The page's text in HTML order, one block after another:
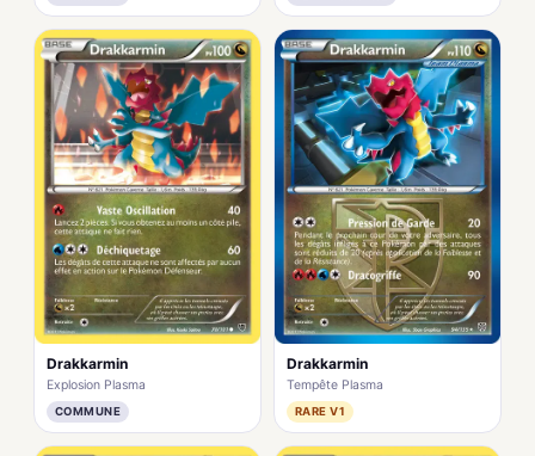
Drakkarmin
Explosion Plasma
COMMUNE
Drakkarmin
Tempête Plasma
RARE V1